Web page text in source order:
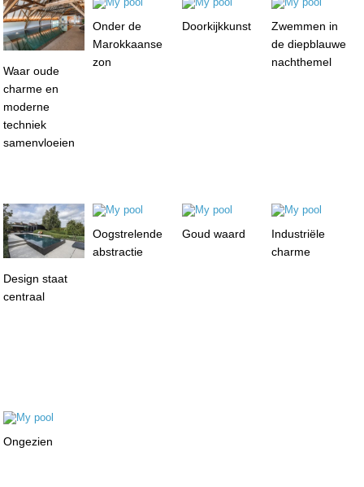
Waar oude
charme en
moderne
techniek
samenvloeien
Onder de
Marokkaanse
zon
Doorkijkkunst
Zwemmen in
de diepblauwe
nachthemel
Design staat
centraal
Oogstrelende
abstractie
Goud waard
Industriële
charme
Ongezien